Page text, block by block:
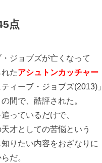
点
ジョブズが亡くなって
たアシュトンカッチャー
ィーブ・ジョブズ(2013)」
間で、酷評された。
っているだけで、
才としての苦悩という
りたい内容をおざなりに
だ。